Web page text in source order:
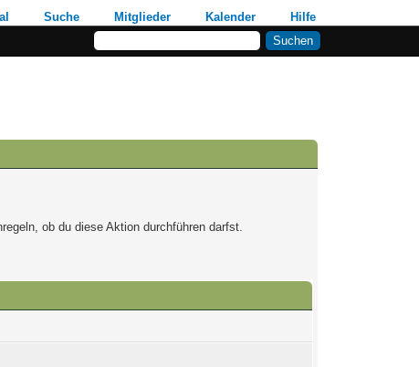
Suche Mitglieder Kalender
Hilfe
ob du diese Aktion durchführen darfst.